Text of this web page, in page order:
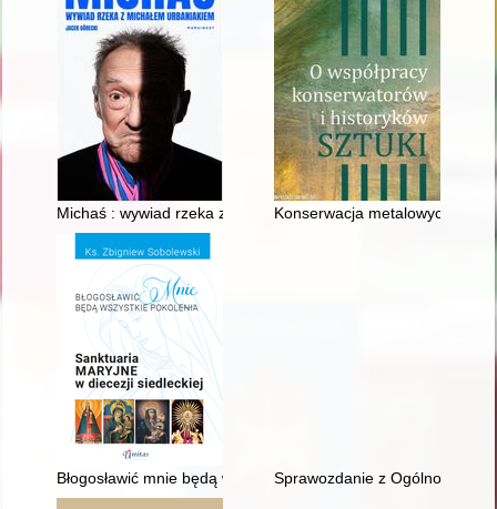
Michaś : wywiad rzeka z Michałem Urbaniakiem
Konserwacja metalowych
Błogosławić mnie będą wszystkie pokolenia : sanktuaria
Sprawozdanie z